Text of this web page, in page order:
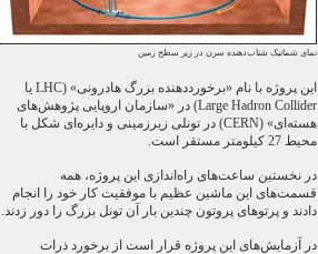
نمای شماتیک شتاب‌دهنده سرن در زیر سطح زمین
این پروژه با نام «برخورددهنده بزرگ هادرونی» (LHC یا
Large Hadron Collider) در «سازمان اروپایی پژوهش‌های
هسته‌ای» (CERN) در تونلی زیرزمینی و دایره‌ای شکل با
محیط 27 کیلومتر مستقر است.
در نخستین ساعت‌های راه‌اندازی این پروژه، همه
قسمت‌های این ماشین عظیم با موفقیت کار خود را انجام
دادند و پرتو‌های پروتون چندین بار آن تونل بزرگ را دور زدند.
در آزمایش‌های این پروژه قرار است از برخورد ذرات